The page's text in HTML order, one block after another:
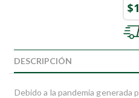
DESCRIPCIÓN
Debido a la pandemia generada